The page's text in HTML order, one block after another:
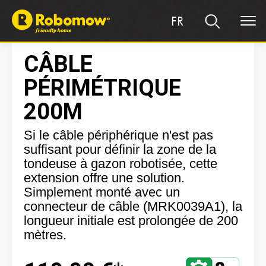
FR
CÂBLE
PÉRIMÉTRIQUE
200M
Si le câble périphérique n'est pas
suffisant pour définir la zone de la
tondeuse à gazon robotisée, cette
extension offre une solution.
Simplement monté avec un
connecteur de câble (MRK0039A1), la
longueur initiale est prolongée de 200
mètres.